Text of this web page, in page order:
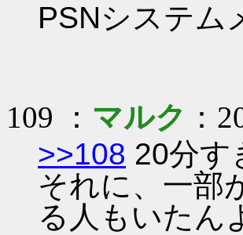
PSNシステム
109 ： マルク ：
>>108 20分す
それに、一部
る人もいたん